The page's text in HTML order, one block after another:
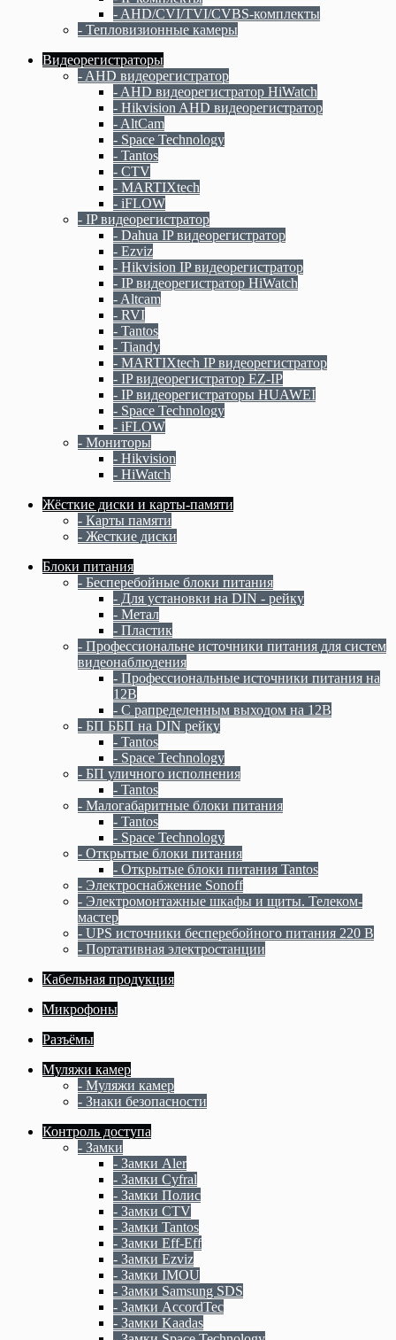
- AHD/CVI/TVI/CVBS-комплекты
- Тепловизионные камеры
Видеорегистраторы
- AHD видеорегистратор
- AHD видеорегистратор HiWatch
- Hikvision AHD видеорегистратор
- AltCam
- Space Technology
- Tantos
- CTV
- MARTIXtech
- iFLOW
- IP видеорегистратор
- Dahua IP видеорегистратор
- Ezviz
- Hikvision IP видеорегистратор
- IP видеорегистратор HiWatch
- Altcam
- RVI
- Tantos
- Tiandy
- MARTIXtech IP видеорегистратор
- IP видеорегистратор EZ-IP
- IP видеорегистраторы HUAWEI
- Space Technology
- iFLOW
- Мониторы
- Hikvision
- HiWatch
Жёсткие диски и карты-памяти
- Карты памяти
- Жесткие диски
Блоки питания
- Бесперебойные блоки питания
- Для установки на DIN - рейку
- Метал
- Пластик
- Профессиональне источники питания для систем
видеонаблюдения
- Профессиональные источники питания на
12В
- С рапределенным выходом на 12В
- БП ББП на DIN рейку
- Tantos
- Space Technology
- БП уличного исполнения
- Tantos
- Малогабаритные блоки питания
- Tantos
- Space Technology
- Открытые блоки питания
- Открытые блоки питания Tantos
- Электроснабжение Sonoff
- Электромонтажные шкафы и щиты. Телеком-
мастер
- UPS источники бесперебойного питания 220 В
- Портативная электростанции
Кабельная продукция
Микрофоны
Разъёмы
Муляжи камер
- Муляжи камер
- Знаки безопасности
Контроль доступа
- Замки
- Замки Aler
- Замки Cyfral
- Замки Полис
- Замки CTV
- Замки Tantos
- Замки Eff-Eff
- Замки Ezviz
- Замки IMOU
- Замки Samsung SDS
- Замки AccordTec
- Замки Kaadas